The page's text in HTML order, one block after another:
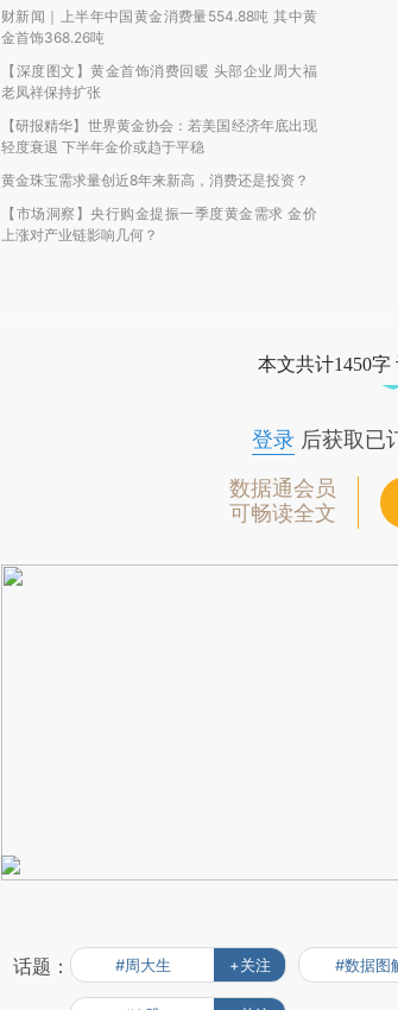
财新闻｜上半年中国黄金消费量554.88吨 其中黄
金首饰368.26吨
【深度图文】黄金首饰消费回暖 头部企业周大福
老凤祥保持扩张
【研报精华】世界黄金协会：若美国经济年底出现
轻度衰退 下半年金价或趋于平稳
黄金珠宝需求量创近8年来新高，消费还是投资？
【市场洞察】央行购金提振一季度黄金需求 金价
上涨对产业链影响几何？
本文共计1450
登录后获取已
数据通会员
可畅读全文
话题： #周大生 +关注 #数据图